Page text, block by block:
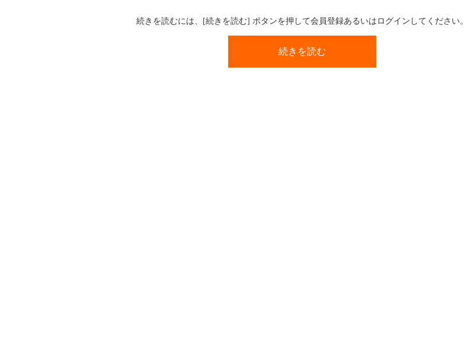
続きを読むには、[続きを読む] ボタンを押して会員登録あるいはログインしてください。
続きを読む